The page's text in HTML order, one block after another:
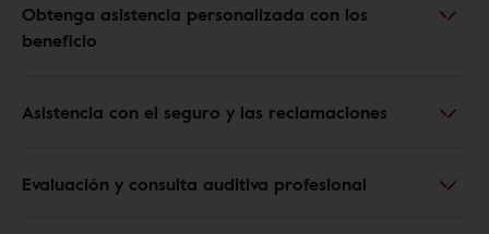
Obtenga asistencia personalizada con los
beneficio
Asistencia con el seguro y las reclamaciones
Evaluación y consulta auditiva profesional